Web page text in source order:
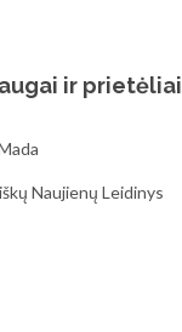
ir prietėliai
Naujienų Leidinys